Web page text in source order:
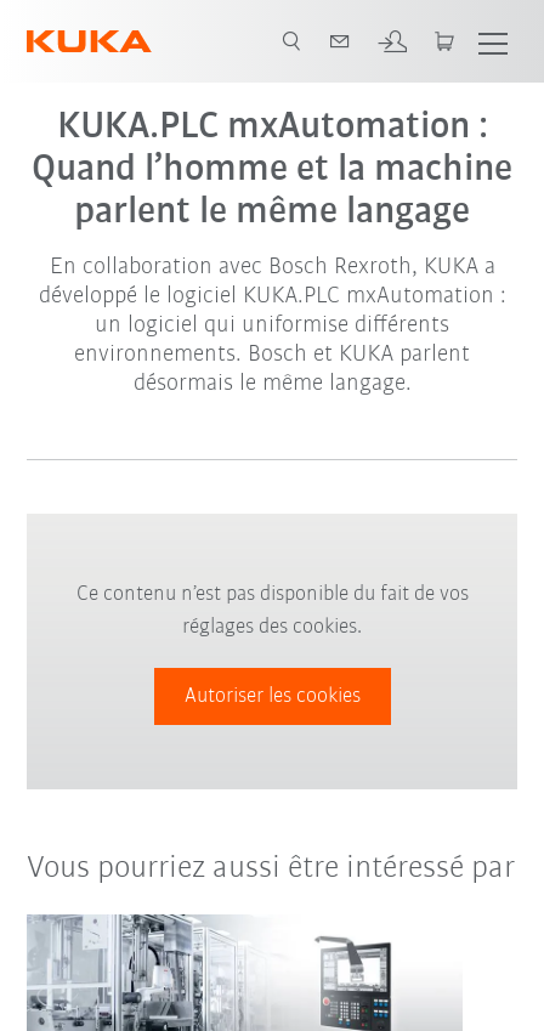
KUKA.PLC mxAutomation :
Quand l’homme et la machine
parlent le même langage
En collaboration avec Bosch Rexroth, KUKA a
développé le logiciel KUKA.PLC mxAutomation :
un logiciel qui uniformise différents
environnements. Bosch et KUKA parlent
désormais le même langage.
Ce contenu n’est pas disponible du fait de vos
réglages des cookies.
Autoriser les cookies
Vous pourriez aussi être intéressé par